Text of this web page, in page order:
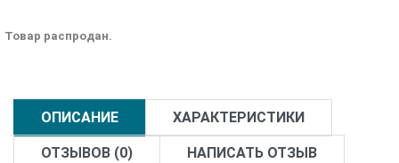
Товар распродан.
ОПИСАНИЕ ХАРАКТЕРИСТИКИ
ОТЗЫВОВ (0) НАПИСАТЬ ОТЗЫВ